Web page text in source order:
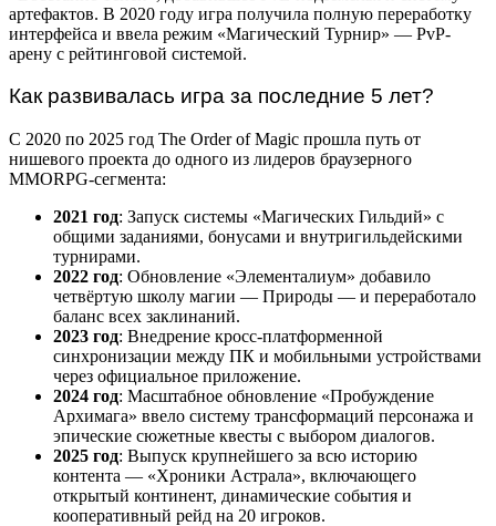
артефактов. В 2020 году игра получила полную переработку
интерфейса и ввела режим «Магический Турнир» — PvP-
арену с рейтинговой системой.
Как развивалась игра за последние 5 лет?
С 2020 по 2025 год The Order of Magic прошла путь от
нишевого проекта до одного из лидеров браузерного
MMORPG-сегмента:
2021 год: Запуск системы «Магических Гильдий» с
общими заданиями, бонусами и внутригильдейскими
турнирами.
2022 год: Обновление «Элементалиум» добавило
четвёртую школу магии — Природы — и переработало
баланс всех заклинаний.
2023 год: Внедрение кросс-платформенной
синхронизации между ПК и мобильными устройствами
через официальное приложение.
2024 год: Масштабное обновление «Пробуждение
Архимага» ввело систему трансформаций персонажа и
эпические сюжетные квесты с выбором диалогов.
2025 год: Выпуск крупнейшего за всю историю
контента — «Хроники Астрала», включающего
открытый континент, динамические события и
кооперативный рейд на 20 игроков.